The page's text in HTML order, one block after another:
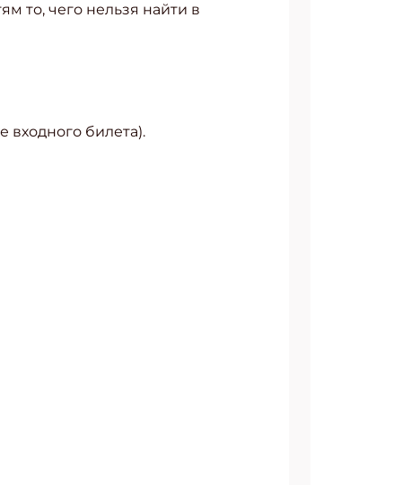
то, чего нельзя найти в
входного билета).